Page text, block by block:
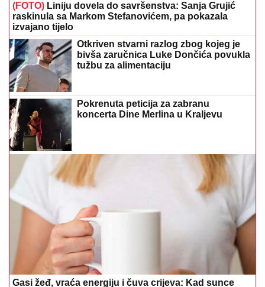
(FOTO) Liniju dovela do savršenstva: Sanja Grujić
raskinula sa Markom Stefanovićem, pa pokazala
izvajano tijelo
Otkriven stvarni razlog zbog kojeg je
bivša zaručnica Luke Dončića povukla
tužbu za alimentaciju
Pokrenuta peticija za zabranu
koncerta Dine Merlina u Kraljevu
Gasi žeđ, vraća energiju i čuva crijeva: Kad sunce